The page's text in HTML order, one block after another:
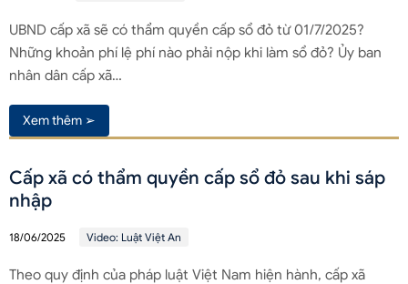
UBND cấp xã sẽ có thẩm quyền cấp sổ đỏ từ 01/7/2025?
Những khoản phí lệ phí nào phải nộp khi làm sổ đỏ? Ủy ban
nhân dân cấp xã…
Xem thêm ➢
Cấp xã có thẩm quyền cấp sổ đỏ sau khi sáp
nhập
18/06/2025 Video: Luật Việt An
Theo quy định của pháp luật Việt Nam hiện hành, cấp xã